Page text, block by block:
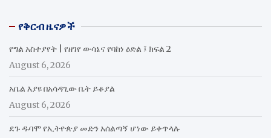
የቅርብ ዜናዎች
የግል አስተያየት | የዘገየ ውሳኔና የባከነ ዕድል ፤ ክፍል 2
August 6, 2026
አቤል እያዩ በአሳዳጊው ቤት ይቆያል
August 6, 2026
ደጉ ዱባሞ የኢትዮጵያ መድን አሰልጣኝ ሆነው ይቀጥላሉ